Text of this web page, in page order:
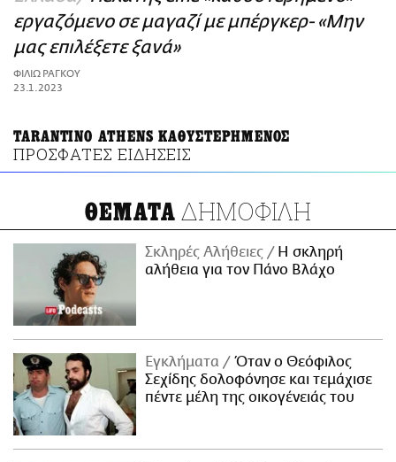
ΑΜΠΑ
PRINT
εργαζόμενο σε μαγαζί με μπέργκερ- «Μην
μας επιλέξετε ξανά»
ΦΙΛΙΩ ΡΑΓΚΟΥ
23.1.2023
TARANTINO ATHENS ΚΑΘΥΣΤΕΡΗΜΕΝΟΣ
ΠΡΟΣΦΑΤΕΣ ΕΙΔΗΣΕΙΣ
ΘΕΜΑΤΑ ΔΗΜΟΦΙΛΗ
Σκληρές Αλήθειες
H σκληρή
αλήθεια για τον Πάνο Βλάχο
Εγκλήματα
Όταν ο Θεόφιλος
Σεχίδης δολοφόνησε και τεμάχισε
πέντε μέλη της οικογένειάς του